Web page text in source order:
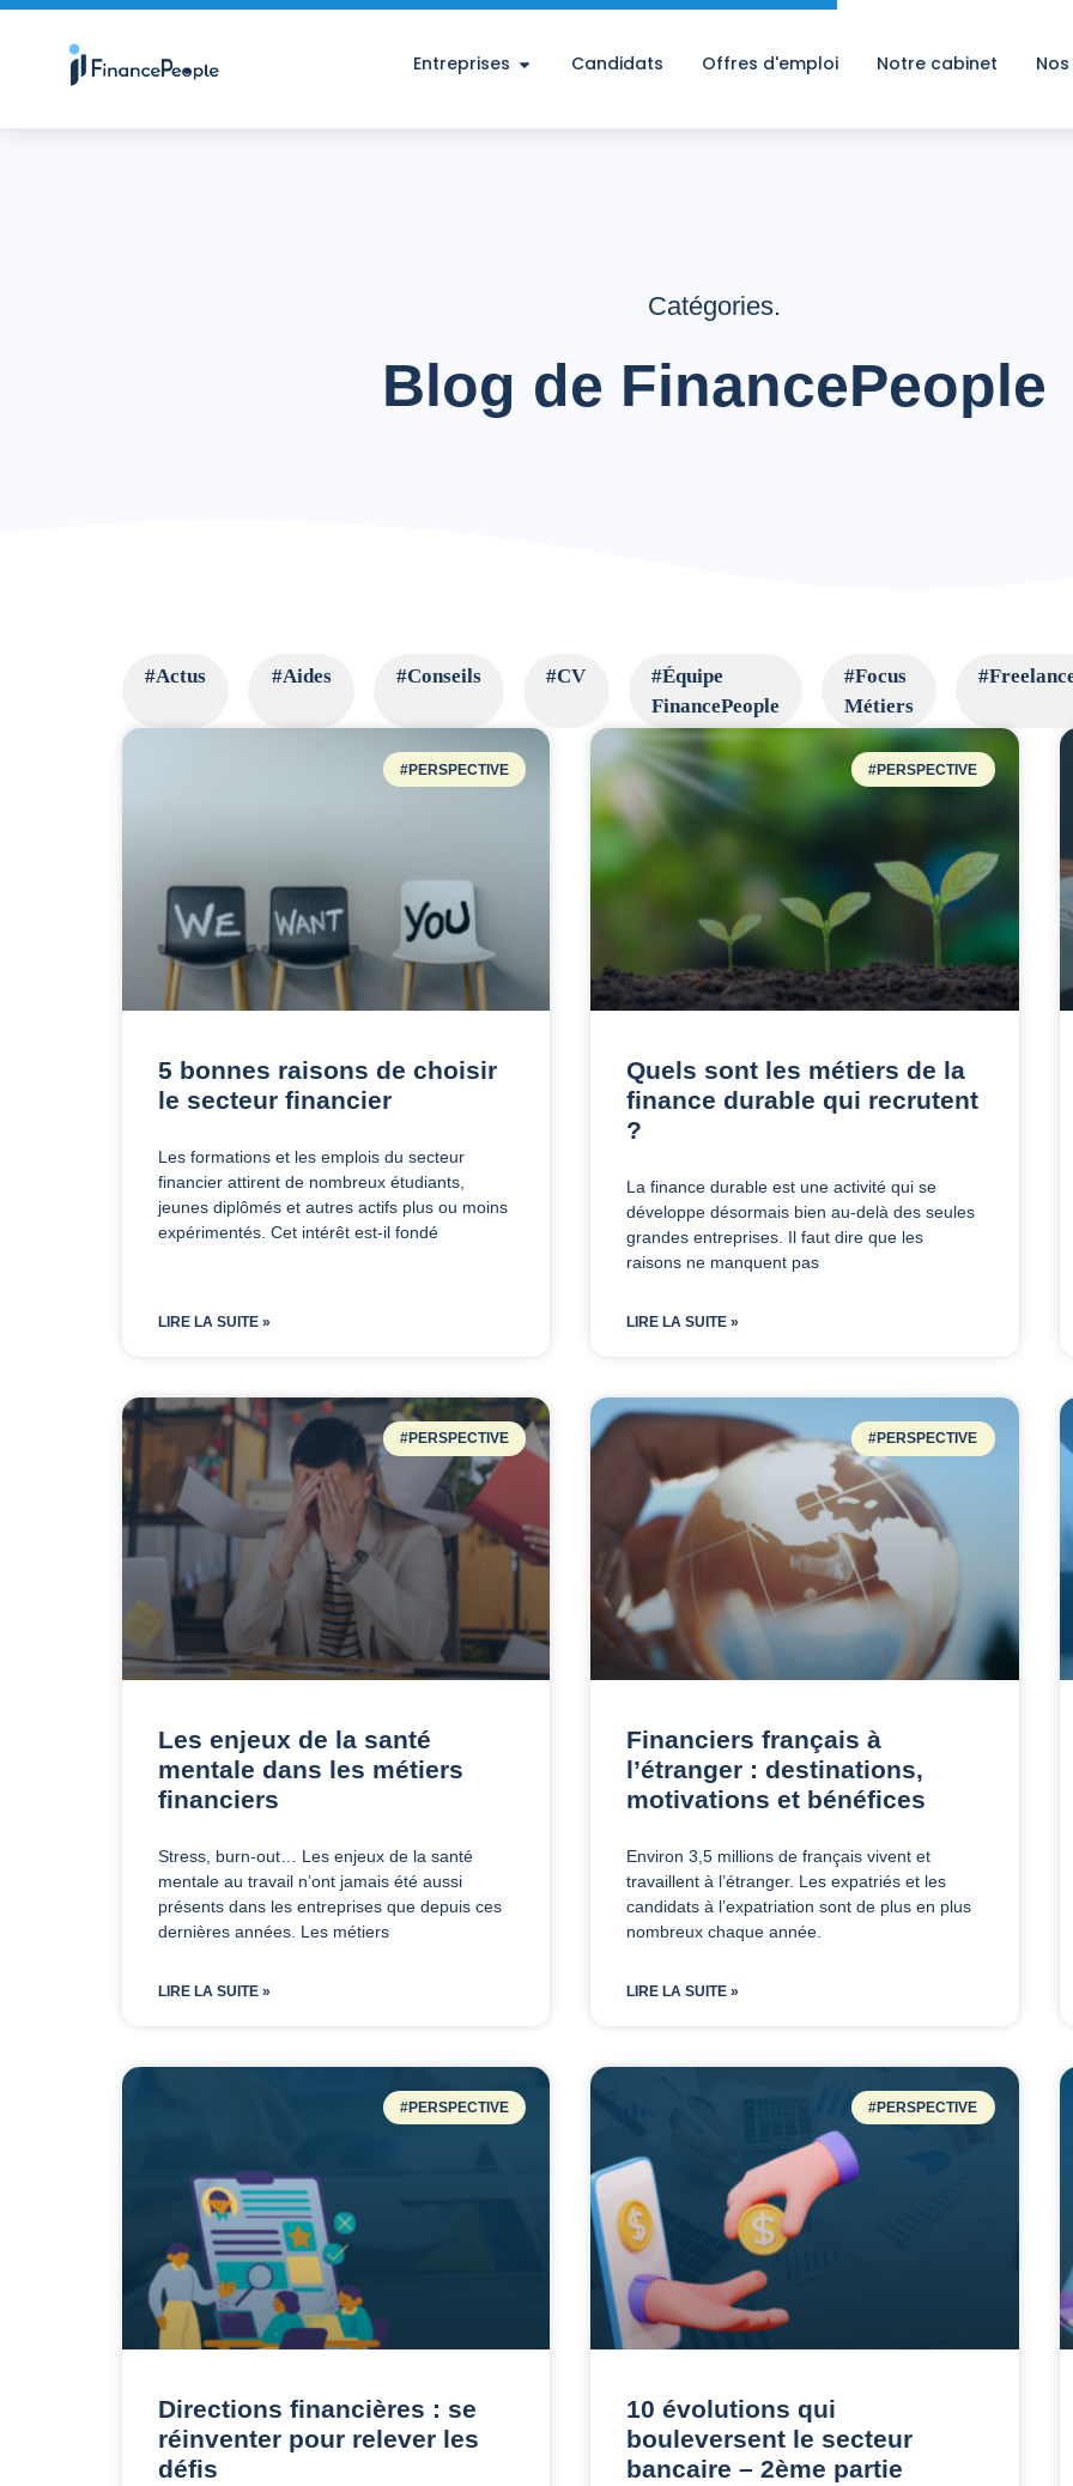
Entreprises Candidats Offres d'emploi Notre cabinet
Catégories.
Blog de FinancePeople
#Actus #Aides #Conseils #CV
#Équipe
FinancePeople
#Focus
Métiers
#PERSPECTIVE
5 bonnes raisons de choisir
le secteur financier
Les formations et les emplois du secteur
financier attirent de nombreux étudiants,
jeunes diplômés et autres actifs plus ou moins
expérimentés. Cet intérêt est-il fondé
LIRE LA SUITE »
#PERSPECTIVE
Quels sont les métiers de la
finance durable qui recrutent
?
La finance durable est une activité qui se
développe désormais bien au-delà des seules
grandes entreprises. Il faut dire que les
raisons ne manquent pas
LIRE LA SUITE »
#PERSPECTIVE
Les enjeux de la santé
mentale dans les métiers
financiers
Stress, burn-out… Les enjeux de la santé
mentale au travail n’ont jamais été aussi
présents dans les entreprises que depuis ces
dernières années. Les métiers
LIRE LA SUITE »
#PERSPECTIVE
Financiers français à
l’étranger : destinations,
motivations et bénéfices
Environ 3,5 millions de français vivent et
travaillent à l’étranger. Les expatriés et les
candidats à l’expatriation sont de plus en plus
nombreux chaque année.
LIRE LA SUITE »
#PERSPECTIVE
Directions financières : se
réinventer pour relever les
défis
#PERSPECTIVE
10 évolutions qui
bouleversent le secteur
bancaire – 2ème partie